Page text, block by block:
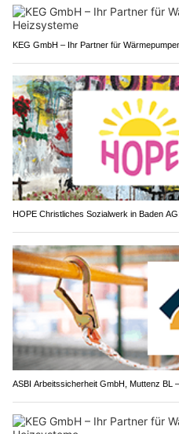
KEG GmbH – Ihr Partner für
HOPE Christliches Sozialwerk in Baden
ASBI Arbeitssicherheit GmbH, Muttenz BL